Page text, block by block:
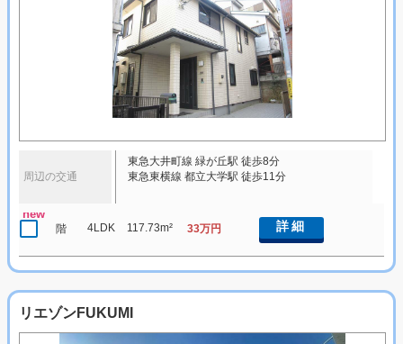
周辺の交通
東急大井町線 緑が丘駅 徒歩8分
東急東横線 都立大学駅 徒歩11分
new
階 4LDK 117.73m² 33万円 詳細
リエゾンFUKUMI